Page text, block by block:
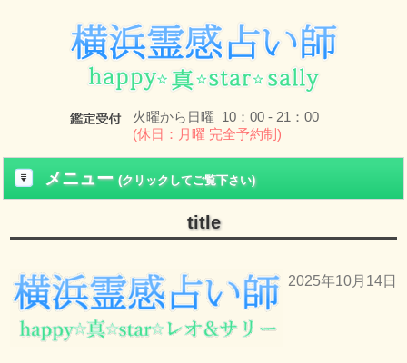
火曜から日曜 10：00 - 21：00
(休日：月曜 完全予約制)
メニュー(クリックしてご覧下さい)
title
2025年10月14日